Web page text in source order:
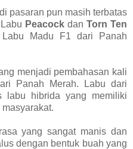
pasaran pun masih terbatas
Peacockdan Torn Ten
Madu F1 dari Panah
menjadi pembahasan kali
Panah Merah. Labu dari
labu hibrida yang memiliki
yang sangat manis dan
dengan bentuk buah yang